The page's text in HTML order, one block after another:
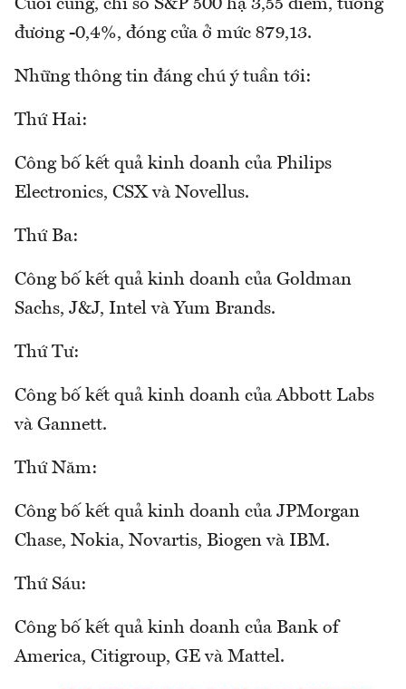
Cuối cùng, chỉ số S&P 500 hạ 3,55 điểm, tương
đương -0,4%, đóng cửa ở mức 879,13.
Những thông tin đáng chú ý tuần tới:
Thứ Hai:
Công bố kết quả kinh doanh của Philips
Electronics, CSX và Novellus.
Thứ Ba:
Công bố kết quả kinh doanh của Goldman
Sachs, J&J, Intel và Yum Brands.
Thứ Tư:
Công bố kết quả kinh doanh của Abbott Labs
và Gannett.
Thứ Năm:
Công bố kết quả kinh doanh của JPMorgan
Chase, Nokia, Novartis, Biogen và IBM.
Thứ Sáu:
Công bố kết quả kinh doanh của Bank of
America, Citigroup, GE và Mattel.